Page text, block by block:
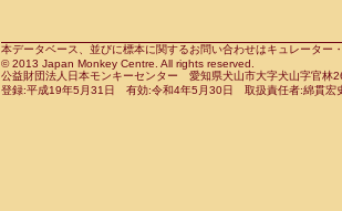
CercopithecidaePapio anubis(0)
CercopithecidaePapio cynocephalus
CercopithecidaePapio hamadryas(0)
CebidaeSaguinus leucopus(0)
CebidaeSaguinus midas(0)
Cebidae Saguinus mystax(0)
本データベース、並びに標本に関するお問い合わせはキュレータ
© 2013 Japan Monkey Centre. All rights reserved.
公益財団法人日本モンキーセンター 愛知県犬山市大字犬山字官
登録:平成19年5月31日 有効:令和4年5月30日 取扱責任者:綿貫宏